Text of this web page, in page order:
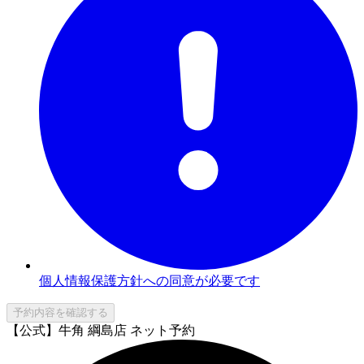
個人情報保護方針への同意が必要です
予約内容を確認する
【公式】牛角 綱島店 ネット予約